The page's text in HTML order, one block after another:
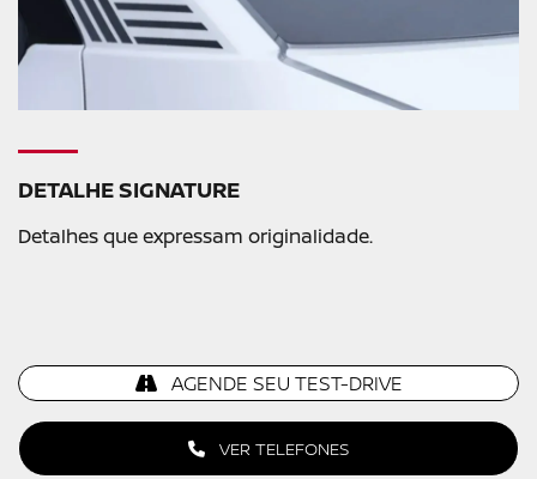
DETALHE SIGNATURE
Detalhes que expressam originalidade.
VER TELEFONES
AGENDE SEU TEST-DRIVE